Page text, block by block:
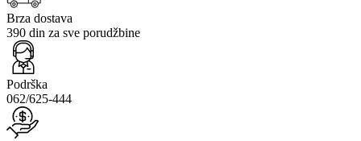
Brza dostava
390 din za sve porudžbine
Podrška
062/625-444